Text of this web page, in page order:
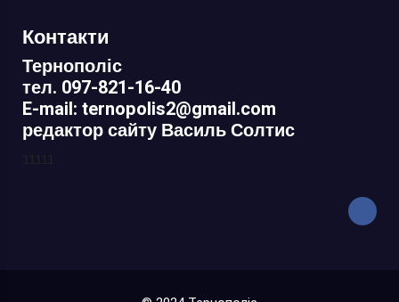
Контакти
Тернополіс
тел. 097-821-16-40
E-mail: ternopolis2@gmail.com
редактор сайту Василь Солтис